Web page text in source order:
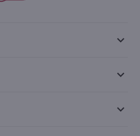
keyboard_arrow_down
keyboard_arrow_down
keyboard_arrow_down